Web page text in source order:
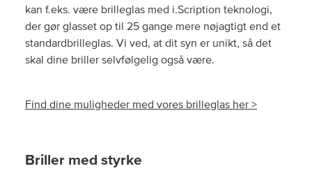
kan f.eks. være brilleglas med i.Scription teknologi,
der gør glasset op til 25 gange mere nøjagtigt end et
standardbrilleglas. Vi ved, at dit syn er unikt, så det
skal dine briller selvfølgelig også være.
Find dine muligheder med vores brilleglas her >
Briller med styrke